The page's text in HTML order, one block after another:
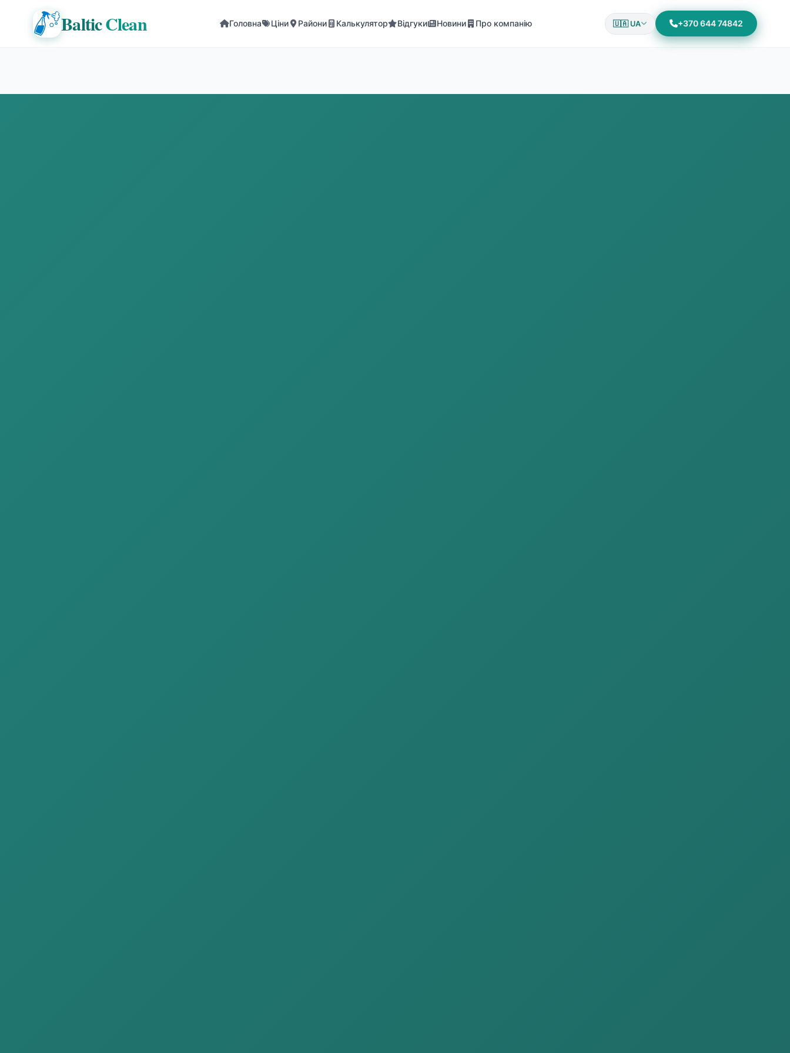
BalticClean Головна Ціни Райони Калькулятор Відгуки Новини Про компанію 🇺🇦 UA +370 644 74842